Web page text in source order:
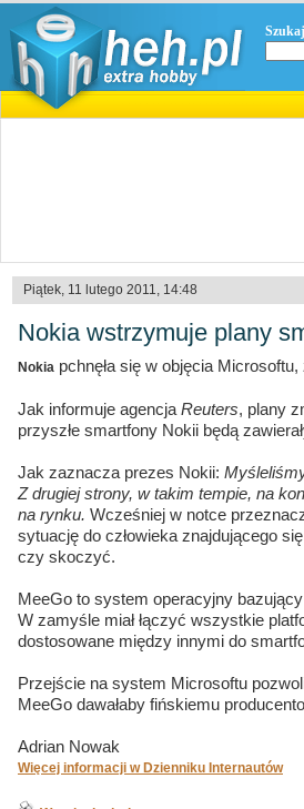
Szukaj
Piątek, 11 lutego 2011, 14:48
Nokia wstrzymuje plany
Nokia pchnęła się w objęcia
Jak informuje agencja Reuters, plany
przyszłe smartfony Nokii będą
Jak zaznacza prezes Nokii:
Z drugiej strony, w takim tempie, na
na rynku. Wcześniej w notce
sytuację do człowieka znajdującego
czy skoczyć.
MeeGo to system operacyjny
W zamyśle miał łączyć wszystkie
dostosowane między innymi do
Przejście na system Microsoftu
MeeGo dawałaby fińskiemu
Adrian Nowak
Więcej informacji w Dzienniku Internautów